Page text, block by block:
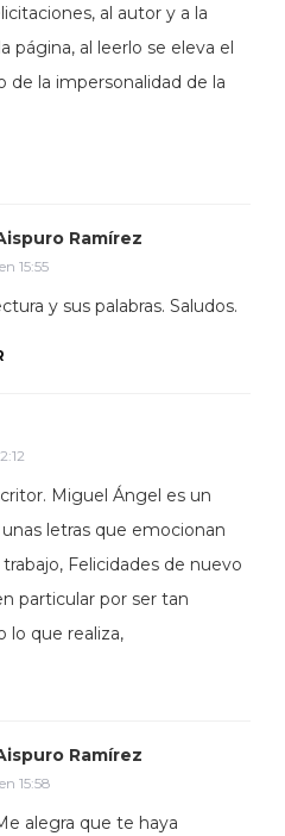
al autor y a la
página, al leerlo se eleva el
de la impersonalidad de la
Ramírez
15:55
y sus palabras. Saludos.
Miguel Ángel es un
letras que emocionan
Felicidades de nuevo
particular por ser tan
lo que realiza,
Ramírez
15:58
alegra que te haya